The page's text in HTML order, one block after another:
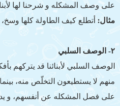
على وصف المشكله و شرحنا لها
مثال: أتطلع كيف الطاولة كلها
٢- الوصف السلبي
الوصف السلبي لأبنائنا قد يتركهم
منهم لا يستطيعون التخلّص منه،
على فصل المشكله عن أنفسهم، و